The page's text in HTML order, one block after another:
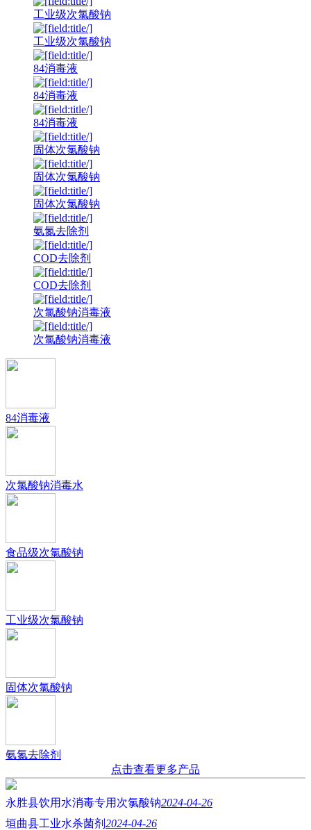
工业级次氯酸钠
工业级次氯酸钠
84消毒液
84消毒液
84消毒液
固体次氯酸钠
固体次氯酸钠
固体次氯酸钠
氨氮去除剂
COD去除剂
COD去除剂
次氯酸钠消毒液
次氯酸钠消毒液
84消毒液
次氯酸钠消毒水
食品级次氯酸钠
工业级次氯酸钠
固体次氯酸钠
氨氮去除剂
点击查看更多产品
永胜县饮用水消毒专用次氯酸钠2024-04-26
垣曲县工业水杀菌剂 2024-04-26